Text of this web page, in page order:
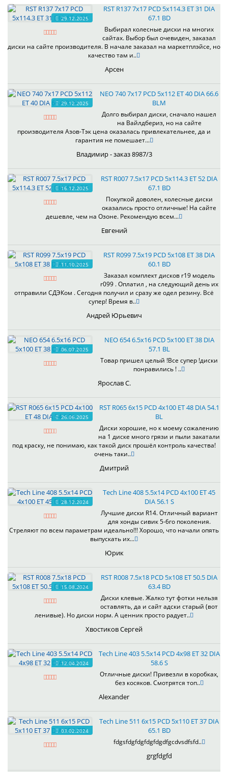
29.12.2025
RST R137 7x17 PCD 5x114.3 ET 31 DIA
67.1 BD
Выбирал колесные диски на многих
сайтах. Выбор был очевиден, заказал
диски на сайте производителя. В начале заказал на маркетплэйсе, но
качество там и..
Арсен
29.12.2025
NEO 740 7x17 PCD 5x112 ET 40 DIA 66.6
BLM
Долго выбирал диски, сначало нашел
на Вайлдбериз, но на сайте
производителя Азов-Тэк цена оказалась привлекательнее, да и
гарантия не помешает...
Владимир - заказ 8987/3
16.12.2025
RST R007 7.5x17 PCD 5x114.3 ET 52 DIA
67.1 BD
Покупкой доволен, колесные диски
оказались просто отличные! На сайте
дешевле, чем на Озоне. Рекомендую всем...
Евгений
11.10.2025
RST R099 7.5x19 PCD 5x108 ET 38 DIA
60.1 BD
Заказал комплект дисков r19 модель
r099 . Оплатил , на следующий день их
отправили СДЭКом . Сегодня получил и сразу же одел резину. Всё
супер! Время в..
Андрей Юрьевич
06.07.2025
NEO 654 6.5x16 PCD 5x100 ET 38 DIA
57.1 BL
Товар пришел целый !Все супер !диски
понравились ! ..
Ярослав С.
26.06.2025
RST R065 6x15 PCD 4x100 ET 48 DIA 54.1
BL
Диски хорошие, но к моему сожалению
на 1 диске много грязи и пыли закатали
под краску, не понимаю, как такой диск прошёл контроль качества!
очень таки..
Дмитрий
28.12.2024
Tech Line 408 5.5x14 PCD 4x100 ET 45
DIA 56.1 S
Лучшие диски R14. Отличный вариант
для хонды сивик 5-6го поколения.
Стреляют по всем параметрам идеально!!! Хорошо, что начали опять
выпускать их...
Юрик
15.08.2024
RST R008 7.5x18 PCD 5x108 ET 50.5 DIA
63.4 BD
Диски клевые. Жалко тут фотки нельзя
оставлять, да и сайт адски старый (вот
ленивые). Но диски норм. А ценник просто радует..
Хвостиков Сергей
12.04.2024
Tech Line 403 5.5x14 PCD 4x98 ET 32 DIA
58.6 S
Отличные диски! Привезли в коробках,
без косяков. Смотрятся топ..
Alexander
03.02.2024
Tech Line 511 6x15 PCD 5x110 ET 37 DIA
65.1 BD
fdgsfdgfdgfdgfdgdfgcdvsdfsfd..
grgfdgfd